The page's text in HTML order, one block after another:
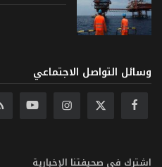
وسائل التواصل الاجتماعي
اشترك في صحيفتنا الإخبارية